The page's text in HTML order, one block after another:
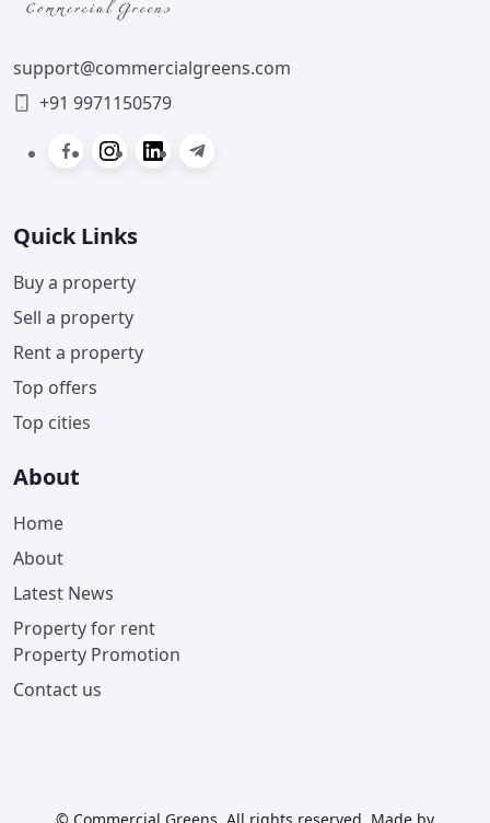
support@commercialgreens.com
+91 9971150579
Quick Links
Buy a property
Sell a property
Rent a property
Top offers
Top cities
About
Home
About
Latest News
Property for rent
Property Promotion
Contact us